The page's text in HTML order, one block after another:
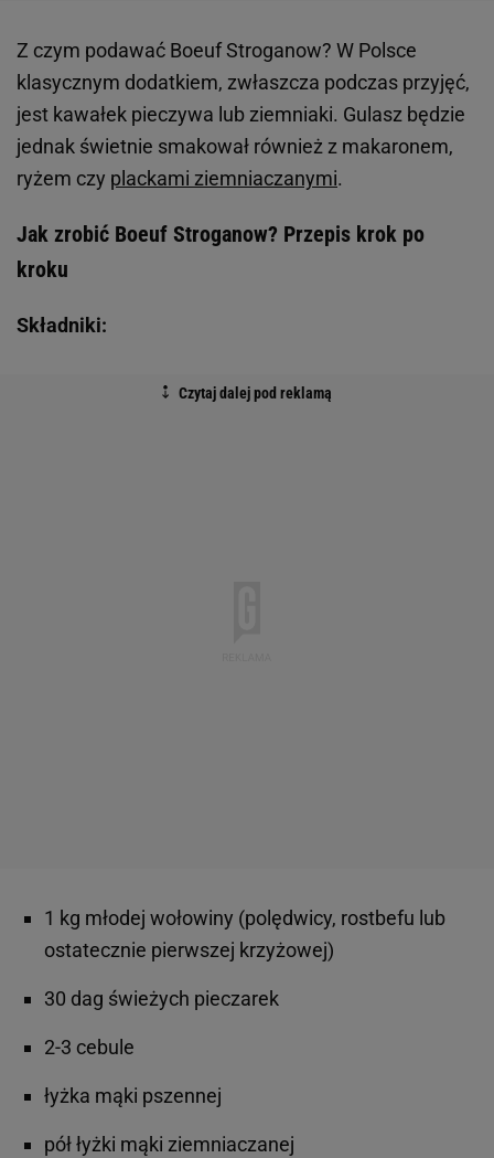
Z czym podawać Boeuf Stroganow? W Polsce
klasycznym dodatkiem, zwłaszcza podczas przyjęć,
jest kawałek pieczywa lub ziemniaki. Gulasz będzie
jednak świetnie smakował również z makaronem,
ryżem czy plackami ziemniaczanymi.
Jak zrobić Boeuf Stroganow? Przepis krok po
kroku
Składniki:
1 kg młodej wołowiny (polędwicy, rostbefu lub
ostatecznie pierwszej krzyżowej)
30 dag świeżych pieczarek
2-3 cebule
łyżka mąki pszennej
pół łyżki mąki ziemniaczanej